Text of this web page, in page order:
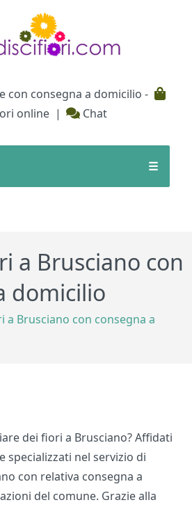
con consegna a domicilio -
online | Chat
☰
a Brusciano con
domicilio
a Brusciano con consegna a
dei fiori a Brusciano? Affidati
specializzati nel servizio di
con relativa consegna a
del comune. Grazie alla